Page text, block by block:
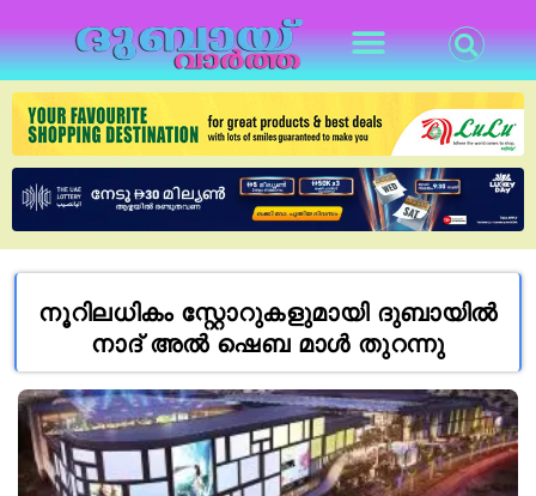
നൂറിലധികം സ്റ്റോറുകളുമായി ദുബായിൽ
നാദ് അൽ ഷെബ മാൾ തുറന്നു